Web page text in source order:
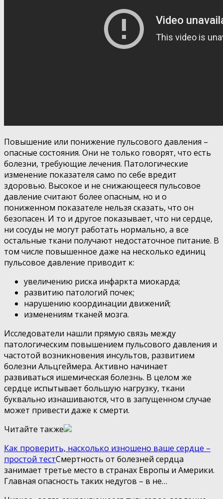
Повышение или понижение пульсового давления –
опасные состояния. Они не только говорят, что есть
болезни, требующие лечения. Патологические
изменение показателя само по себе вредит
здоровью. Высокое и не снижающееся пульсовое
давление считают более опасным, но и о
пониженном показателе нельзя сказать, что он
безопасен. И то и другое показывает, что ни сердце,
ни сосуды не могут работать нормально, а все
остальные ткани получают недостаточное питание. В
том числе повышенное даже на несколько единиц
пульсовое давление приводит к:
увеличению риска инфаркта миокарда;
развитию патологий почек;
нарушению координации движений;
изменениям тканей мозга.
Исследователи нашли прямую связь между
патологическим повышением пульсового давления и
частотой возникновения инсультов, развитием
болезни Альцгеймера. Активно начинает
развиваться ишемическая болезнь. В целом же
сердце испытывает большую нагрузку, ткани
буквально изнашиваются, что в запущенном случае
может привести даже к смерти.
Читайте также
Как проверить, насколько изношено ваше сердце –
простой тестСмертность от болезней сердца
занимает третье место в странах Европы и Америки.
Главная опасность таких недугов – в не…